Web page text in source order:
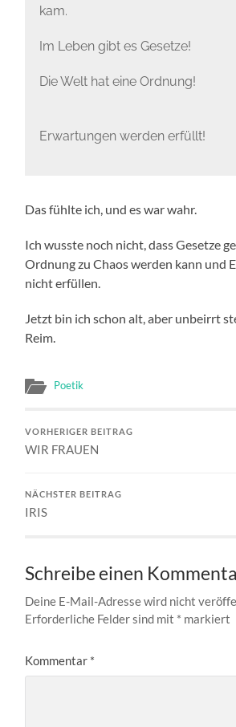
kam.
Im Leben gibt es Gesetze!
Die Welt hat eine Ordnung!
Erwartungen werden erfüllt!
Das fühlte ich, und es war wahr.
Ich wusste noch nicht, dass Gesetze
Ordnung zu Chaos werden kann und
nicht erfüllen.
Jetzt bin ich schon alt, aber unbeirrt
Reim.
Poetik
VORHERIGER BEITRAG
WIR FRAUEN
NÄCHSTER BEITRAG
IRIS
Schreibe einen
Deine E-Mail-Adresse wird nicht
Erforderliche Felder sind mit * markiert
Kommentar *